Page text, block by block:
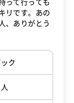
リです。あの
、ありがとう
ク